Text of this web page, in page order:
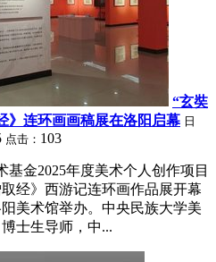
“玄奘
》连环画画稿展在洛阳启幕 日
点击： 103
基金2025年度美术个人创作项目
经》西游记连环画作品展开幕
美术馆举办。中央民族大学美
士生导师，中...